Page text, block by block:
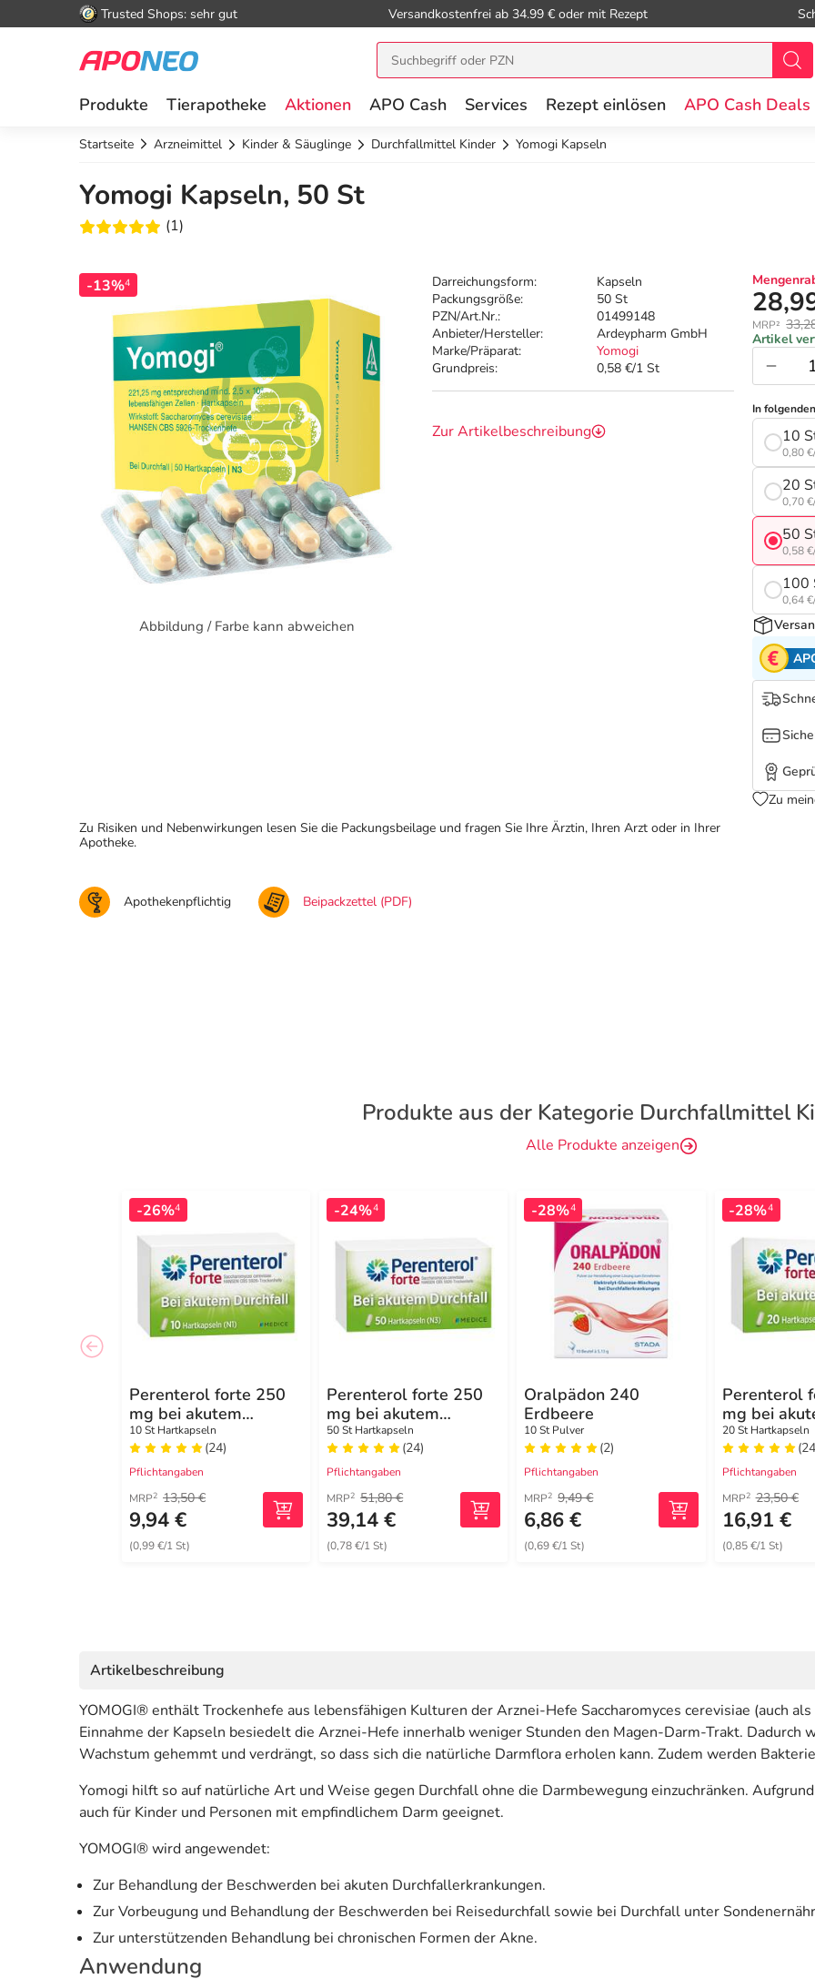
Trusted Shops: sehr gut Versandkostenfrei ab 34.99 € oder mit Rezept
Produkte Tierapotheke Aktionen APO Cash Services Rezept einlösen APO Cash Deals
Startseite Arzneimittel Kinder & Säuglinge Durchfallmittel Kinder Yomogi Kapseln
Yomogi Kapseln, 50 St
(1)
-13%4
Abbildung / Farbe kann abweichen
Darreichungsform:
Kapseln
Packungsgröße:
50 St
PZN/Art.Nr.:
01499148
Anbieter/Hersteller:
Ardeypharm GmbH
Marke/Präparat:
Yomogi
Grundpreis:
0,58 €/1 St
Zur Artikelbeschreibung
MRP²
Artikel
In
10
0,80
20
0,70
50
0,58
100
0,64
Zu
Zu Risiken und Nebenwirkungen lesen Sie die Packungsbeilage und fragen Sie Ihre Ärztin, Ihren Arzt oder in Ihrer
Apotheke.
Apothekenpflichtig Beipackzettel (PDF)
Produkte aus der Kategorie Durchfallmittel
Alle Produkte anzeigen
-26%4
Perenterol forte 250
mg bei akutem
Durchfall & zur
Vorbeugung
10 St Hartkapseln
(24)
Pflichtangaben
MRP2 13,50 €
9,94 €
(0,99 €/1 St)
-24%4
Perenterol forte 250
mg bei akutem
Durchfall & zur
Vorbeugung
50 St Hartkapseln
(24)
Pflichtangaben
MRP2 51,80 €
39,14 €
(0,78 €/1 St)
-28%4
Oralpädon 240
Erdbeere
10 St Pulver
(2)
Pflichtangaben
MRP2 9,49 €
6,86 €
(0,69 €/1 St)
-28%4
Perenterol
mg bei
Durchfall &
Vorbeugung
20 St Hartkapseln
Pflichtangaben
MRP2 23,50 €
16,91 €
(0,85 €/1 St)
Artikelbeschreibung
YOMOGI® enthält Trockenhefe aus lebensfähigen Kulturen der Arznei-Hefe Saccharomyces cerevisiae (auch
Einnahme der Kapseln besiedelt die Arznei-Hefe innerhalb weniger Stunden den Magen-Darm-Trakt. Dadurch
Wachstum gehemmt und verdrängt, so dass sich die natürliche Darmflora erholen kann. Zudem werden
Yomogi hilft so auf natürliche Art und Weise gegen Durchfall ohne die Darmbewegung einzuchränken.
auch für Kinder und Personen mit empfindlichem Darm geeignet.
YOMOGI® wird angewendet:
Zur Behandlung der Beschwerden bei akuten Durchfallerkrankungen.
Zur Vorbeugung und Behandlung der Beschwerden bei Reisedurchfall sowie bei Durchfall unter
Zur unterstützenden Behandlung bei chronischen Formen der Akne.
Anwendung